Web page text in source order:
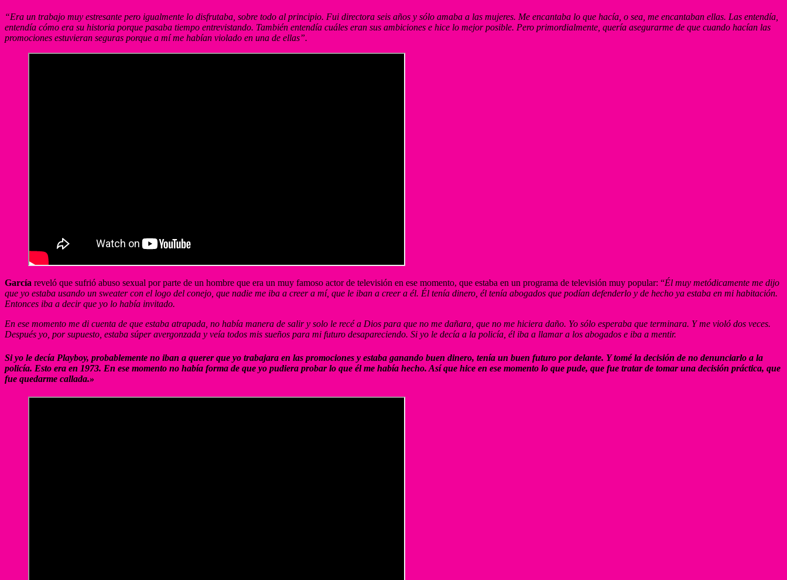
“Era un trabajo muy estresante pero igualmente lo disfrutaba, sobre todo al principio. Fui directora seis años y sólo amaba a las mujeres. Me encantaba lo que hacía, o sea, me encantaban ellas. Las entendía,
entendía cómo era su historia porque pasaba tiempo entrevistando. También entendía cuáles eran sus ambiciones e hice lo mejor posible. Pero primordialmente, quería asegurarme de que cuando hacían las
promociones estuvieran seguras porque a mí me habían violado en una de ellas”.
García reveló que sufrió abuso sexual por parte de un hombre que era un muy famoso actor de televisión en ese momento, que estaba en un programa de televisión muy popular: “Él muy metódicamente me dijo
que yo estaba usando un sweater con el logo del conejo, que nadie me iba a creer a mí, que le iban a creer a él. Él tenía dinero, él tenía abogados que podían defenderlo y de hecho ya estaba en mi habitación.
Entonces iba a decir que yo lo había invitado.
En ese momento me di cuenta de que estaba atrapada, no había manera de salir y solo le recé a Dios para que no me dañara, que no me hiciera daño. Yo sólo esperaba que terminara. Y me violó dos veces.
Después yo, por supuesto, estaba súper avergonzada y veía todos mis sueños para mi futuro desapareciendo. Si yo le decía a la policía, él iba a llamar a los abogados e iba a mentir.
Si yo le decía Playboy, probablemente no iban a querer que yo trabajara en las promociones y estaba ganando buen dinero, tenía un buen futuro por delante. Y tomé la decisión de no denunciarlo a la
policía. Esto era en 1973. En ese momento no había forma de que yo pudiera probar lo que él me había hecho. Así que hice en ese momento lo que pude, que fue tratar de tomar una decisión práctica, que
fue quedarme callada.»